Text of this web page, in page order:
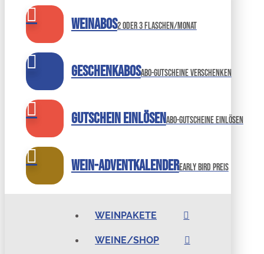
Weinabos2 oder 3 Flaschen/Monat
GeschenkabosAbo-Gutscheine verschenken
Gutschein einlösenabo-gutscheine einlösen
Wein-AdventkalenderEarly bird preis
WEINPAKETE
WEINE/SHOP